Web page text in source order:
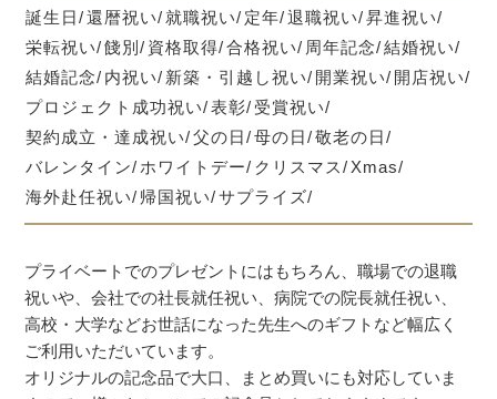
誕生日 還暦祝い 就職祝い 定年 退職祝い 昇進祝い
栄転祝い 餞別 資格取得 合格祝い 周年記念 結婚祝い
結婚記念 内祝い 新築・引越し祝い 開業祝い 開店祝い
プロジェクト成功祝い 表彰 受賞祝い
契約成立・達成祝い 父の日 母の日 敬老の日
バレンタイン ホワイトデー クリスマス Xmas
海外赴任祝い 帰国祝い サプライズ
プライベートでのプレゼントにはもちろん、職場での退職
祝いや、会社での社長就任祝い、病院での院長就任祝い、
高校・大学などお世話になった先生へのギフトなど幅広く
ご利用いただいています。
オリジナルの記念品で大口、まとめ買いにも対応していま